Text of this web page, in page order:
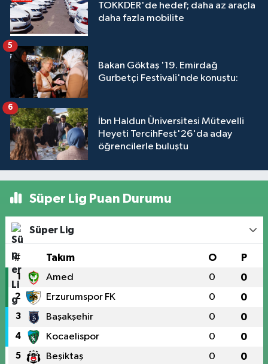
TOKKDER'de hedef; daha az araçla
daha fazla mobilite
Bakan Göktaş '19. Emirdağ
Gurbetçi Festivali'nde konuştu:
5
İbn Haldun Üniversitesi Mütevelli
Heyeti TercihFest'26'da aday
öğrencilerle buluştu
6
Süper Lig Puan Durumu
Süper Lig
# Takım O P
1 Amed 0 0
2 Erzurumspor FK 0 0
3 Başakşehir 0 0
4 Kocaelispor 0 0
5 Beşiktaş 0 0